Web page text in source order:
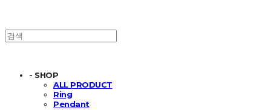
- SHOP
ALL PRODUCT
Ring
Pendant